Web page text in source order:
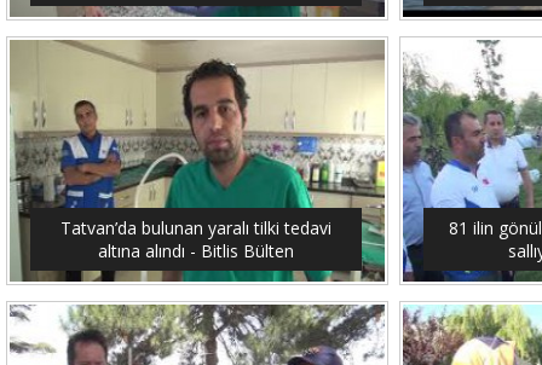
Tatvan’da bulunan yaralı tilki tedavi
altına alındı - Bitlis Bülten
81 ilin